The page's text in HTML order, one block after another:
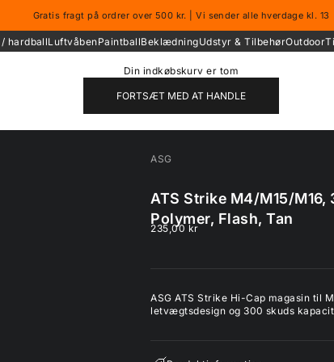
Gratis fragt på ordrer over 500 kr. | Vi sender alle hverdage kl. 13
hardballLuftvåbenPaintballBeklædningUdstyr & TilbehørOutdoor
Din indkøbskurv er tom
FORTSÆT MED AT HANDLE
ASG
ATS Strike M4/M15/
Polymer, Flash, Tan
Salgspris
235,00 kr
ASG ATS Strike Hi-Cap magasin til
letvægtsdesign og 300 skuds